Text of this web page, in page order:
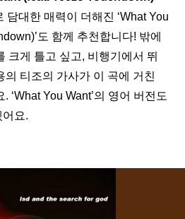
담대한 매력이 더해진 ‘What You
도 함께 추천합니다! 밖에
크게 틀고 싶고, 비행기에서 뛰
의 티조의 가사가 이 곡에 거친
‘What You Want’의 영어 버전도
요.